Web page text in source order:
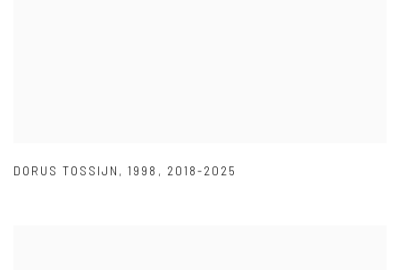
DORUS TOSSIJN ,1998 , 2018-2025